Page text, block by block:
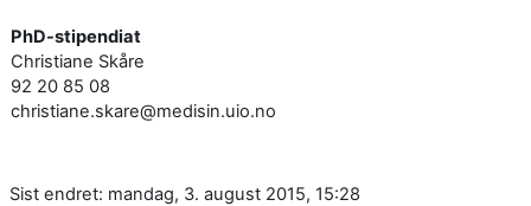
PhD-stipendiat
Christiane Skåre
92 20 85 08
christiane.skare@medisin.uio.no
Sist endret: mandag, 3. august 2015, 15:28